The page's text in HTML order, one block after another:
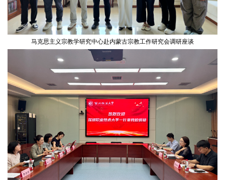
马克思主义宗教学研究中心赴内蒙古宗教工作研究会调研座谈